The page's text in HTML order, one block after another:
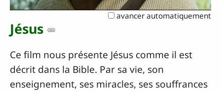
avancer automatiquement
Jésus
Ce film nous présente Jésus comme il est
décrit dans la Bible. Par sa vie, son
enseignement, ses miracles, ses souffrances